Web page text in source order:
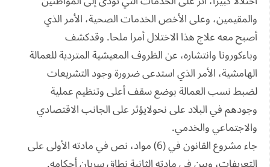
والمقيمين، وعلى الأخص الخدمات الصحية، الأمر الذي
أصبح معه علاج هذا الاختلال أمرا ملحا. وقدكشف
وباءكورونا وانتشاره، عن الظروف المعيشية المتردية للعمالة
الهامشية، الأمر الذي استدعى ضرورة وجود التشريعات
لضبط نسب العمالة بوضع سقف أعلى وتنظيم عملية
وجودهم في البلاد على نحولايؤثر على الجانب الاقتصادي
والاجتماعي والخدمي.
جاء مشروع القانون في (6) مواد، نص في مادته الأولى على